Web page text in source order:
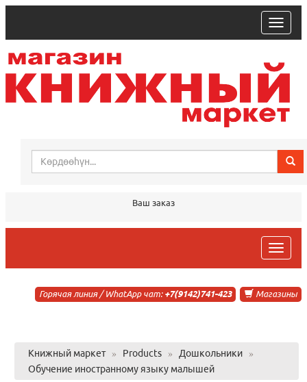
trk
Ваш заказ
trk
Магазины
Горячая линия / WhatApp чат: +7(9142)741-423
Книжный маркет » Products » Дошкольники
»
Обучение иностранному языку малышей